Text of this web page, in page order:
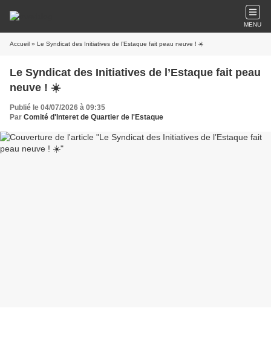
MENU
Accueil » Le Syndicat des Initiatives de l’Estaque fait peau neuve ! ☀️
Le Syndicat des Initiatives de l’Estaque fait peau
neuve ! ☀️
Publié le 04/07/2026 à 09:35
Par Comité d'Interet de Quartier de l'Estaque